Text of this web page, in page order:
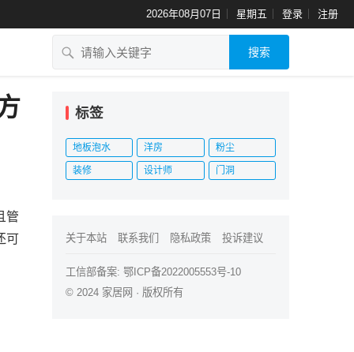
2026年08月07日 星期五 登录 注册
搜索
管
可
标签
地板泡水 洋房 粉尘
装修 设计师 门洞
关于本站 联系我们 隐私政策 投诉建议
工信部备案: 鄂ICP备2022005553号-10
© 2024 家居网 · 版权所有